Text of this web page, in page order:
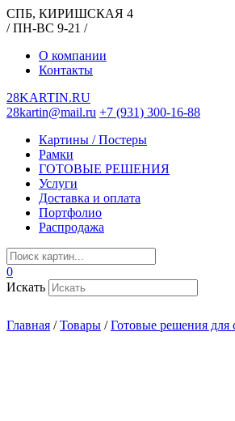
СПБ, КИРИШСКАЯ 4
/ ПН-ВС 9-21 /
О компании
Контакты
28KARTIN.RU
28kartin@mail.ru +7 (931) 300-16-88
Картины / Постеры
Рамки
ГОТОВЫЕ РЕШЕНИЯ
Услуги
Доставка и оплата
Портфолио
Распродажа
0
Искать
Главная /Товары /Готовые решения для